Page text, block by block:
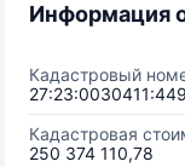
Информация
Кадастровый
27:23:0030411:449
Кадастровая
250 374 110,78